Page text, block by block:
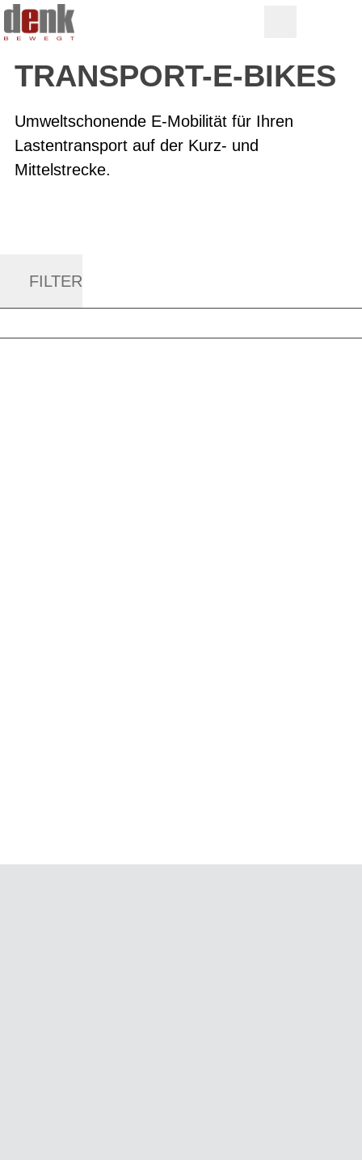
TRANSPORT-E-BIKES
Umweltschonende E-Mobilität für Ihren
Lastentransport auf der Kurz- und
Mittelstrecke.
FILTER